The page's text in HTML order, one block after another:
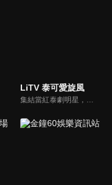
LiTV 泰可愛旋風
集結當紅泰劇明星，獨家揭露他們的幕後小秘密